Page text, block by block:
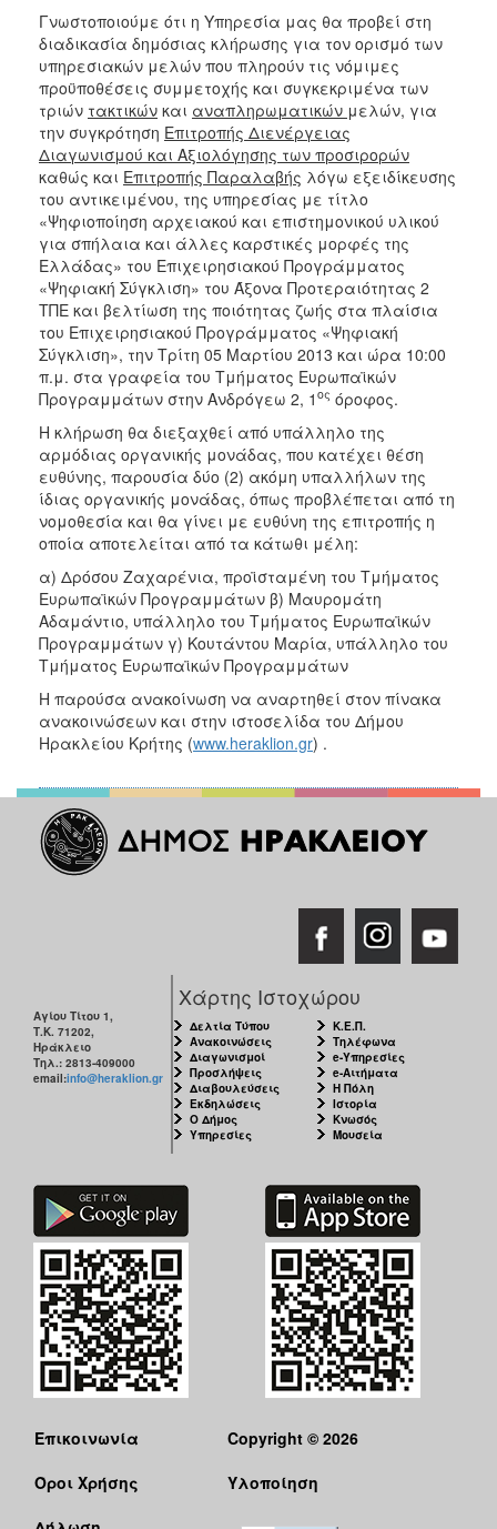
Γνωστοποιούμε ότι η Υπηρεσία μας θα προβεί στη
διαδικασία δημόσιας κλήρωσης για τον ορισμό των
υπηρεσιακών μελών που πληρούν τις νόμιμες
προϋποθέσεις συμμετοχής και συγκεκριμένα των
τριών τακτικών και αναπληρωματικών μελών, για
την συγκρότηση Επιτροπής Διενέργειας
Διαγωνισμού και Αξιολόγησης των προσιρορών
καθώς και Επιτροπής Παραλαβής λόγω εξειδίκευσης
του αντικειμένου, της υπηρεσίας με τίτλο
«Ψηφιοποίηση αρχειακού και επιστημονικού υλικού
για σπήλαια και άλλες καρστικές μορφές της
Ελλάδας» του Επιχειρησιακού Προγράμματος
«Ψηφιακή Σύγκλιση» του Άξονα Προτεραιότητας 2
ΤΠΕ και βελτίωση της ποιότητας ζωής στα πλαίσια
του Επιχειρησιακού Προγράμματος «Ψηφιακή
Σύγκλιση», την Τρίτη 05 Μαρτίου 2013 και ώρα 10:00
π.μ. στα γραφεία του Τμήματος Ευρωπαϊκών
Προγραμμάτων στην Ανδρόγεω 2, 1 ος όροφος.
Η κλήρωση θα διεξαχθεί από υπάλληλο της
αρμόδιας οργανικής μονάδας, που κατέχει θέση
ευθύνης, παρουσία δύο (2) ακόμη υπαλλήλων της
ίδιας οργανικής μονάδας, όπως προβλέπεται από τη
νομοθεσία και θα γίνει με ευθύνη της επιτροπής η
οποία αποτελείται από τα κάτωθι μέλη:
α) Δρόσου Ζαχαρένια, προϊσταμένη του Τμήματος
Ευρωπαϊκών Προγραμμάτων β) Μαυρομάτη
Αδαμάντιο, υπάλληλο του Τμήματος Ευρωπαϊκών
Προγραμμάτων γ) Κουτάντου Μαρία, υπάλληλο του
Τμήματος Ευρωπαϊκών Προγραμμάτων
Η παρούσα ανακοίνωση να αναρτηθεί στον πίνακα
ανακοινώσεων και στην ιστοσελίδα του Δήμου
Ηρακλείου Κρήτης (www.heraklion.gr) .
Αγίου Τίτου 1,
Τ.Κ. 71202,
Ηράκλειο
Τηλ.: 2813-409000
email:info@heraklion.gr
Χάρτης Ιστοχώρου
Δελτία Τύπου
Ανακοινώσεις
Διαγωνισμοί
Προσλήψεις
Διαβουλεύσεις
Εκδηλώσεις
Ο Δήμος
Υπηρεσίες
Κ.Ε.Π.
Τηλέφωνα
e-Υπηρεσίες
e-Αιτήματα
Η Πόλη
Ιστορία
Κνωσός
Μουσεία
Επικοινωνία
Όροι Χρήσης
Copyright © 2026
Υλοποίηση